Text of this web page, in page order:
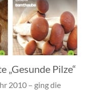
„Gesunde Pilze“
2010 – ging die